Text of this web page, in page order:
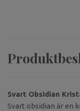
Svart Obsidian
Svart obsidian är en